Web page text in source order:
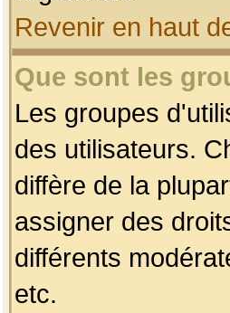
Revenir en haut
Que sont les
Les groupes
des utilisateurs.
diffère de la
assigner des
différents
etc.